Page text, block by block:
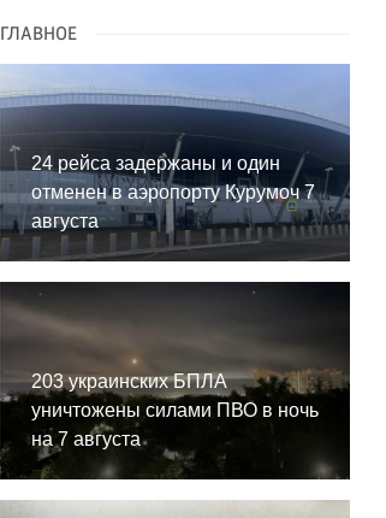
ГЛАВНОЕ
24 рейса задержаны и один
отменен в аэропорту Курумоч 7
августа
203 украинских БПЛА
уничтожены силами ПВО в ночь
на 7 августа